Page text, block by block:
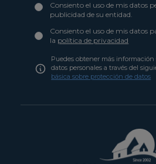
Consiento el uso de mis datos
publicidad de su entidad.
Consiento el uso de mis datos
la política de privacidad
Puedes obtener más
datos personales a través del
básica sobre protección de datos